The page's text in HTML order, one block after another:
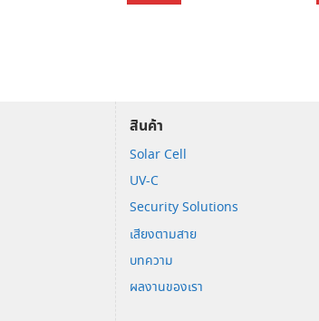
สินค้า
Solar Cell
UV-C
Security Solutions
เสียงตามสาย
บทความ
ผลงานของเรา